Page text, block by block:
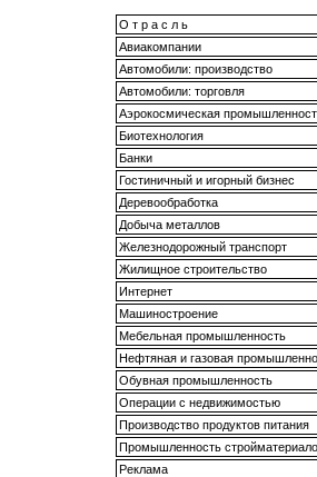
О т р а с л ь
Авиакомпании
Автомобили: производство
Автомобили: торговля
Аэрокосмическая
Биотехнология
Банки
Гостиничный и игорный бизнес
Деревообработка
Добыча металлов
Железнодорожный транспорт
Жилищное строительство
Интернет
Машиностроение
Мебельная промышленность
Нефтяная и газовая
Обувная промышленность
Операции с недвижимостью
Производство продуктов питания
Промышленность
Реклама